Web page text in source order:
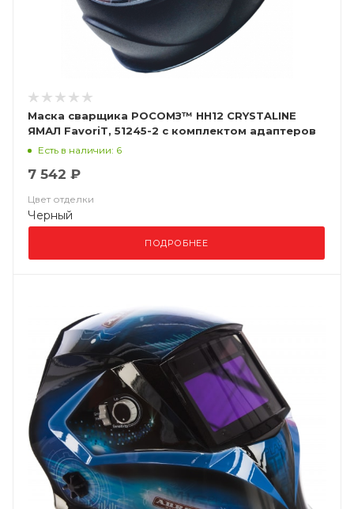
Маска сварщика РОСОМЗ™ НН12 CRYSTALINE
ЯМАЛ FavoriT, 51245-2 с комплектом адаптеров
Есть в наличии: 6
7 542 ₽
Цвет отделки
Черный
ПОДРОБНЕЕ